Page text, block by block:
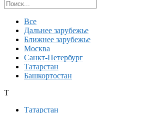
Все
Дальнее зарубежье
Ближнее зарубежье
Москва
Санкт-Петербург
Татарстан
Башкортостан
Т
Татарстан